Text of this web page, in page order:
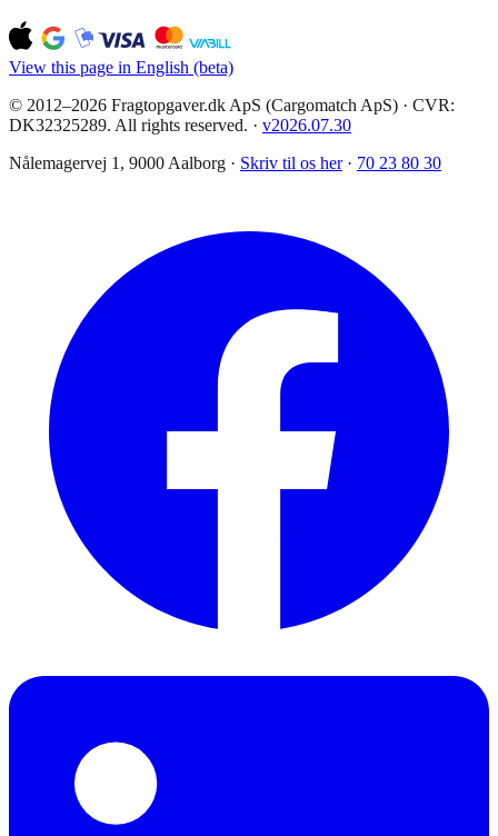
View this page in English (beta)
© 2012–2026 Fragtopgaver.dk ApS (Cargomatch ApS) · CVR:
DK32325289. All rights reserved. · v2026.07.30
Nålemagervej 1, 9000 Aalborg · Skriv til os her · 70 23 80 30